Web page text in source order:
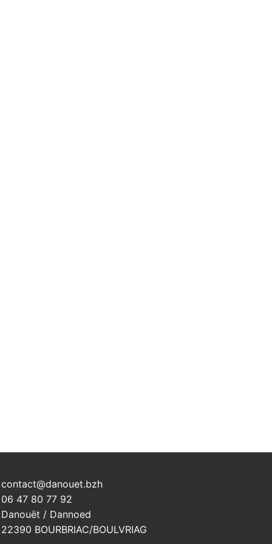
contact@danouet.bzh
06 47 80 77 92
Danouët / Dannoed
22390 BOURBRIAC/BOULVRIAG